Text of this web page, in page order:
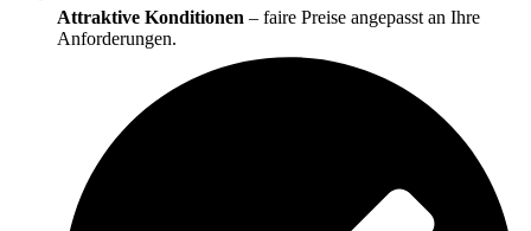
Attraktive Konditionen – faire Preise angepasst an Ihre
Anforderungen.